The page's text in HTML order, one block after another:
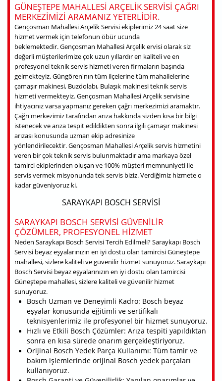
GÜNEŞTEPE MAHALLESI ARÇELIK SERVISI ÇAĞRI
MERKEZIMIZI ARAMANIZ YETERLIDIR.
Gençosman Mahallesi Arçelik Servisi ekiplerimiz 24 saat size
hizmet vermek için telefonun öbür ucunda
beklemektedir. Gençosman Mahallesi Arçelik ervisi olarak siz
değerli müşterilerimize çok uzun yıllardır en kaliteli ve en
profesyonel teknik servis hizmeti veren firmaların başında
gelmekteyiz. Güngören'nın tüm ilçelerine tüm mahallelerine
çamaşır makinesi, Buzdolabı, Bulaşık makinesi teknik servis
hizmeti vermekteyiz. Gençosman Mahallesi Arçelik servisine
ihtiyacınız varsa yapmanız gereken çağrı merkezimizi aramaktır.
Çağrı merkezimiz tarafından arıza hakkında sizden kısa bir bilgi
istenecek ve arıza tespit edildikten sonra ilgili çamaşır makinesi
arızası konusunda uzman ekip adresinize
yönlendirilecektir. Gençosman Mahallesi Arçelik servis hizmetini
veren bir çok teknik servis bulunmaktadır ama markaya özel
tamirci ekiplerinden oluşan ve 100% müşteri memnuniyeti ile
servis vermek misyonunda tek servis biziz. Verdiğimiz hizmete o
kadar güveniyoruz ki.
SARAYKAPI BOSCH SERVISI
SARAYKAPI BOSCH SERVISI GÜVENILIR
ÇÖZÜMLER, PROFESYONEL HIZMET
Neden Saraykapı Bosch Servisi Tercih Edilmeli? Saraykapı Bosch
Servisi beyaz eşyalarınızın en iyi dostu olan tamircisi Güneştepe
mahallesi, sizlere kaliteli ve güvenilir hizmet sunuyoruz. Saraykapı
Bosch Servisi beyaz eşyalarınızın en iyi dostu olan tamircisi
Güneştepe mahallesi, sizlere kaliteli ve güvenilir hizmet
sunuyoruz.
Bosch Uzman ve Deneyimli Kadro: Bosch beyaz
eşyalar konusunda eğitimli ve sertifikalı
teknisyenlerimiz ile profesyonel bir hizmet sunuyoruz.
Hızlı ve Etkili Bosch Çözümler: Arıza tespiti yapıldıktan
sonra en kısa sürede onarım gerçekleştiriyoruz.
Orijinal Bosch Yedek Parça Kullanımı: Tüm tamir ve
bakım işlemlerinde orijinal Bosch yedek parçaları
kullanıyoruz.